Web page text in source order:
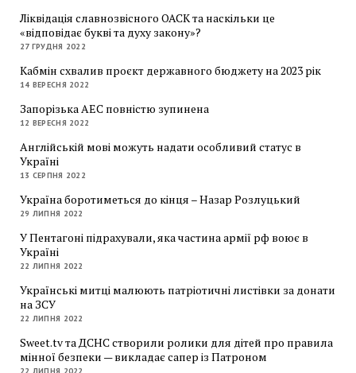
Ліквідація славнозвісного ОАСК та наскільки це
«відповідає букві та духу закону»?
27 ГРУДНЯ 2022
Кабмін схвалив проєкт державного бюджету на 2023 рік
14 ВЕРЕСНЯ 2022
Запорізька АЕС повністю зупинена
12 ВЕРЕСНЯ 2022
Англійській мові можуть надати особливий статус в
Україні
13 СЕРПНЯ 2022
Україна боротиметься до кінця – Назар Розлуцький
29 ЛИПНЯ 2022
У Пентагоні підрахували, яка частина армії рф воює в
Україні
22 ЛИПНЯ 2022
Українські митці малюють патріотичні листівки за донати
на ЗСУ
22 ЛИПНЯ 2022
Sweet.tv та ДСНС створили ролики для дітей про правила
мінної безпеки — викладає сапер із Патроном
22 ЛИПНЯ 2022